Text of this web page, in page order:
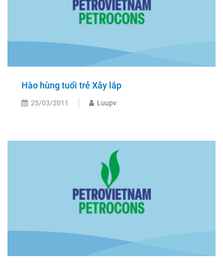
Hào hùng tuổi trẻ Xây lắp
25/03/2011 Luupv